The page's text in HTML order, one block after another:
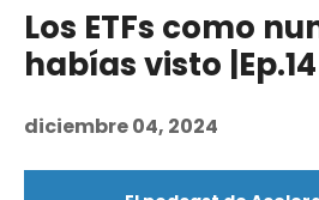
Los ETFs como
habías visto |Ep.14
diciembre 04, 2024